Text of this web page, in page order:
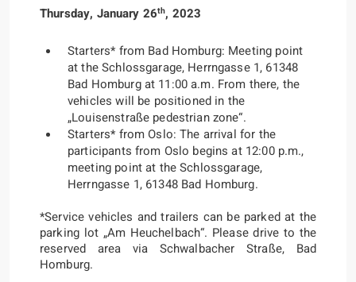
Thursday, January 26th, 2023
Starters* from Bad Homburg: Meeting point
at the Schlossgarage, Herrngasse 1, 61348
Bad Homburg at 11:00 a.m. From there, the
vehicles will be positioned in the
„Louisenstraße pedestrian zone“.
Starters* from Oslo: The arrival for the
participants from Oslo begins at 12:00 p.m.,
meeting point at the Schlossgarage,
Herrngasse 1, 61348 Bad Homburg.
*Service vehicles and trailers can be parked at the
parking lot „Am Heuchelbach“. Please drive to the
reserved area via Schwalbacher Straße, Bad
Homburg.